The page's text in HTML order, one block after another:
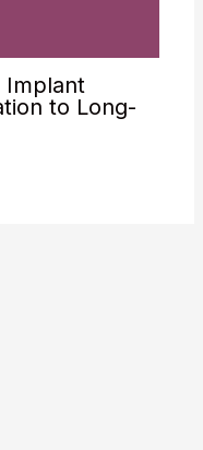
Implant
to Long-